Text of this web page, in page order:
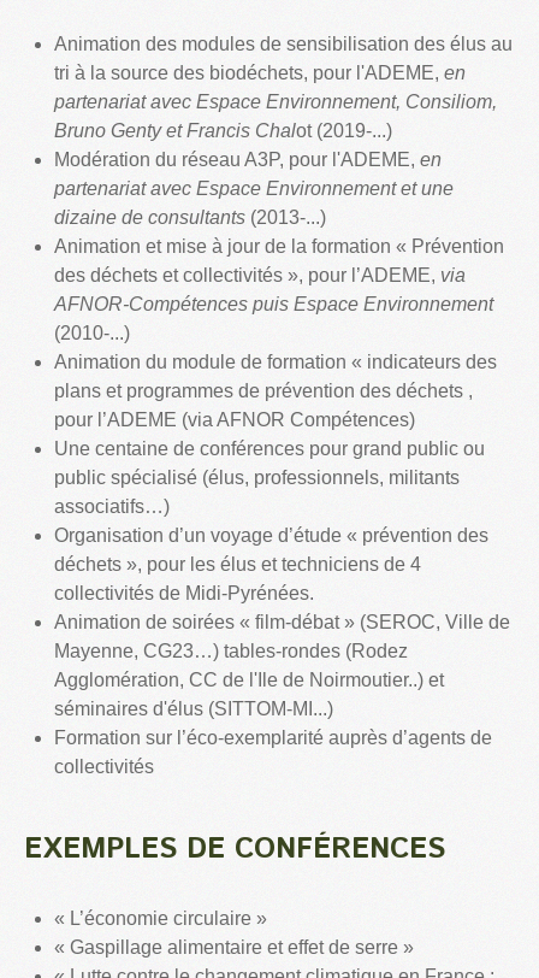
Animation des modules de sensibilisation des élus au
tri à la source des biodéchets, pour l'ADEME, en
partenariat avec Espace Environnement, Consiliom,
Bruno Genty et Francis Chalot (2019-...)
Modération du réseau A3P, pour l'ADEME, en
partenariat avec Espace Environnement et une
dizaine de consultants (2013-...)
Animation et mise à jour de la formation « Prévention
des déchets et collectivités », pour l’ADEME, via
AFNOR-Compétences puis Espace Environnement
(2010-...)
Animation du module de formation « indicateurs des
plans et programmes de prévention des déchets ,
pour l’ADEME (via AFNOR Compétences)
Une centaine de conférences pour grand public ou
public spécialisé (élus, professionnels, militants
associatifs…)
Organisation d’un voyage d’étude « prévention des
déchets », pour les élus et techniciens de 4
collectivités de Midi-Pyrénées.
Animation de soirées « film-débat » (SEROC, Ville de
Mayenne, CG23…) tables-rondes (Rodez
Agglomération, CC de l'Ile de Noirmoutier..) et
séminaires d'élus (SITTOM-MI...)
Formation sur l’éco-exemplarité auprès d’agents de
collectivités
EXEMPLES DE CONFÉRENCES
« L’économie circulaire »
« Gaspillage alimentaire et effet de serre »